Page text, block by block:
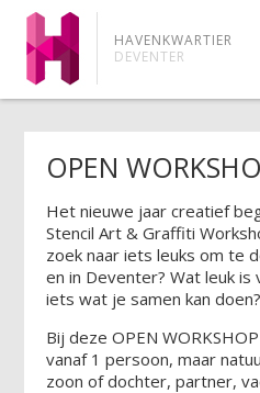
HAVENKWARTIER
DEVENTER
OPEN
Het nieuwe jaar creatief
Stencil Art & Graffiti
zoek naar iets leuks om te
en in Deventer? Wat leuk
iets wat je samen kan doen?
Bij deze OPEN
vanaf 1 persoon, maar
zoon of dochter, partner,